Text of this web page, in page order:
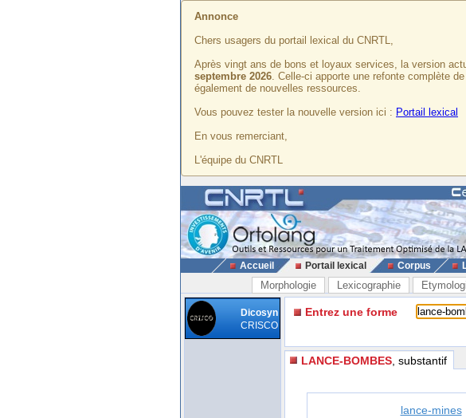
Annonce
Chers usagers du portail lexical du CNRTL,
Après vingt ans de bons et loyaux services, la version
septembre 2026. Celle-ci apporte une refonte complète
également de nouvelles ressources.
Vous pouvez tester la nouvelle version ici : Portail lexical
En vous remerciant,
L'équipe du CNRTL
Accueil Portail lexical Corpus
Morphologie Lexicographie
Dicosyn
CRISCO
Entrez une forme
LANCE-BOMBES , substantif
lance-mines